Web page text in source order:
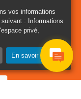
vos informations
suivant :
Informations
privé,
En savoir plus